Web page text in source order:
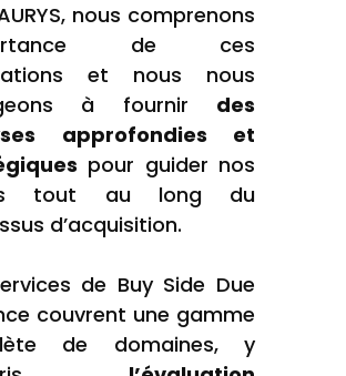
nous comprenons
de ces
et nous nous
à fournir des
approfondies et
pour guider nos
tout au long du
d’acquisition.
de Buy Side Due
couvrent une gamme
de domaines, y